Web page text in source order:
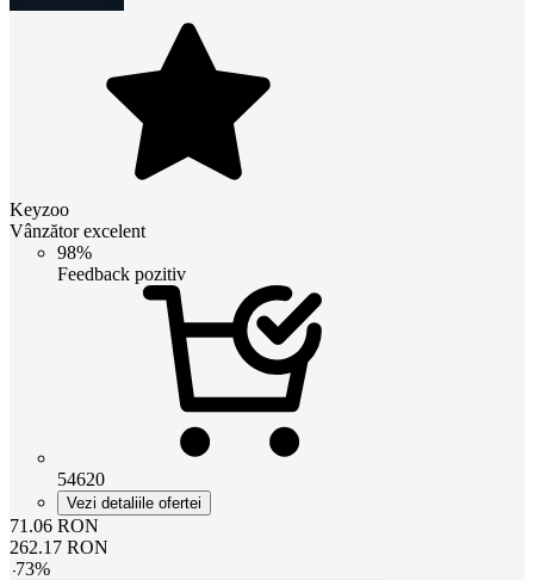
Keyzoo
Vânzător excelent
98%
Feedback pozitiv
54620
Vezi detaliile ofertei
71.06 RON
262.17 RON
-73%